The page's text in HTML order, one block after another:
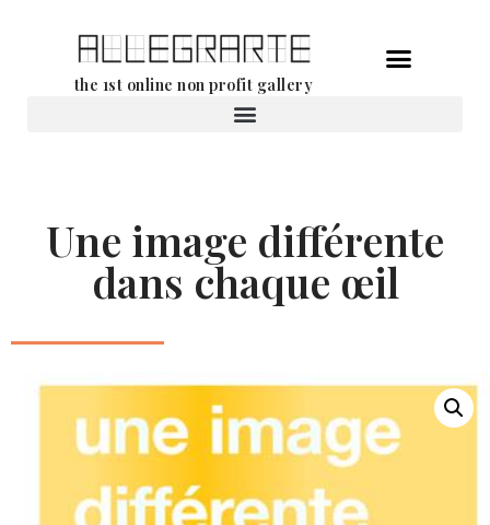
the 1st online non profit gallery
Une image différente
dans chaque œil